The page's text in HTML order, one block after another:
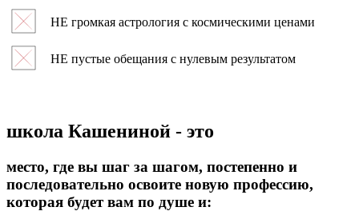
НЕ громкая астрология с космическими ценами
НЕ пустые обещания с нулевым результатом
школа Кашениной - это
место, где вы шаг за шагом, постепенно и
последовательно освоите новую профессию,
которая будет вам по душе и: